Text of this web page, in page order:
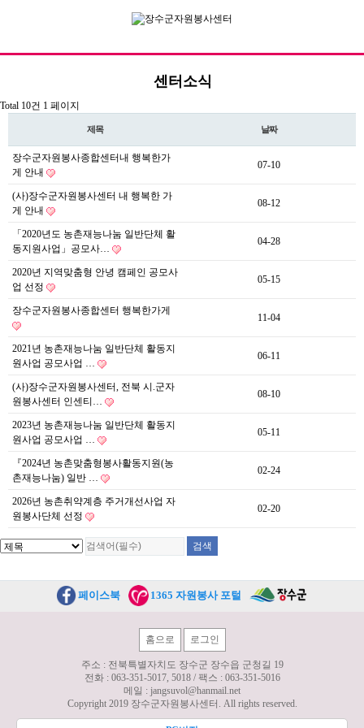
기관소개
정보공개
센터활동
커뮤니티
오시는길
센터소식
Total 10건 1 페이지
제목 날짜
장수군자원봉사종합센터내 행복한가
게 안내
07-10
(사)장수군자원봉사센터 내 행복한 가
게 안내
08-12
「2020년도 농촌재능나눔 일반단체 활
동지원사업」공모사…
04-28
2020년 지역맞춤형 안녕 캠페인 공모사
업 선정
05-15
장수군자원봉사종합센터 행복한가게
11-04
2021년 농촌재능나눔 일반단체 활동지
원사업 공모사업 …
06-11
(사)장수군자원봉사센터, 전북 시.군자
원봉사센터 인센티…
08-10
2023년 농촌재능나눔 일반단체 활동지
원사업 공모사업 …
05-11
『2024년 농촌맞춤형봉사활동지원(농
촌재능나눔) 일반 …
02-24
2026년 농촌취약계층 주거개선사업 자
원봉사단체 선정
02-20
페이스북 1365 자원봉사 포털
홈으로 로그인
주소 : 전북특별자치도 장수군 장수읍 군청길 19
전화 : 063-351-5017, 5018/ 팩스 : 063-351-5016
메일 : jangsuvol@hanmail.net
Copyright 2019 장수군자원봉사센터. All rights reserved.